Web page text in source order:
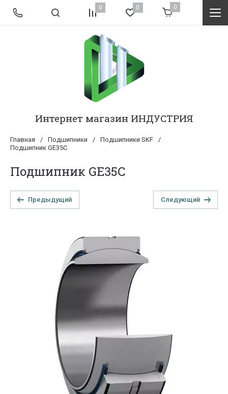
0 0 0
Интернет магазин ИНДУСТРИЯ
Главная / Подшипники / Подшипники SKF
/
Подшипник GE35C
Подшипник GE35C
Предыдущий Следующий